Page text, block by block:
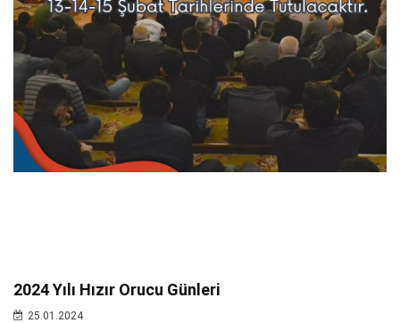
2024 Yılı Hızır Orucu Günleri
25.01.2024